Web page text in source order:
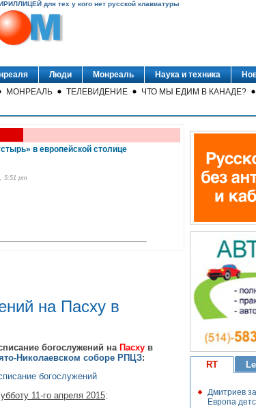
для тех у кого нет русской клавиатуры
Люди Монреаль Наука и техника
МОНРЕАЛЬ ТЕЛЕВИДЕНИЕ ЧТО МЫ ЕДИМ В КАНАДЕ?
в европейской столице
5:51 pm
на Пасху в
богослужений на Пасху в
Николаевском соборе РПЦЗ:
богослужений
11-го апреля 2015:
RT
Дмитриев
Европа